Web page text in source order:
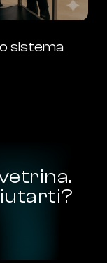
sistema